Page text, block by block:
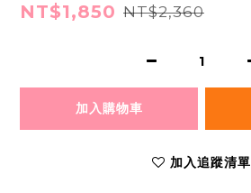
NT$1,850 NT$2,360
加入購物車
加入追蹤清單